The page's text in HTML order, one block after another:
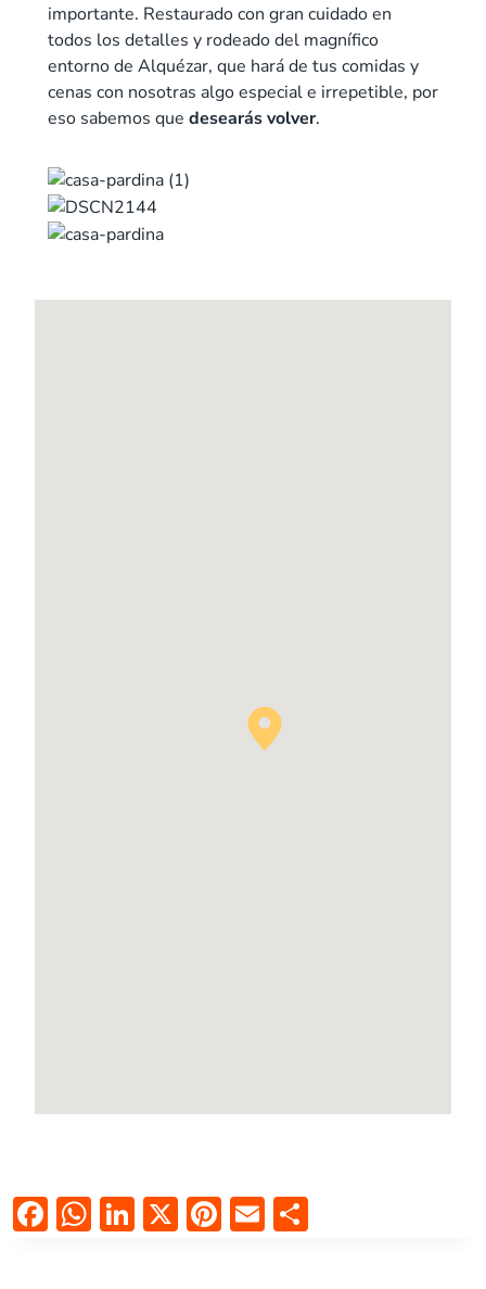
importante. Restaurado con gran cuidado en
todos los detalles y rodeado del magnífico
entorno de Alquézar, que hará de tus comidas y
cenas con nosotras algo especial e irrepetible, por
eso sabemos que desearás volver.
Facebook
WhatsApp
LinkedIn
X Pinterest
Email